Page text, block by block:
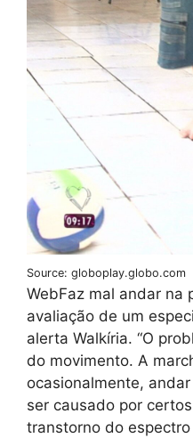
Source: globoplay.globo.com
WebFaz mal andar na
avaliação de um
alerta Walkíria. “O
do movimento. A
ocasionalmente,
ser causado por
transtorno do